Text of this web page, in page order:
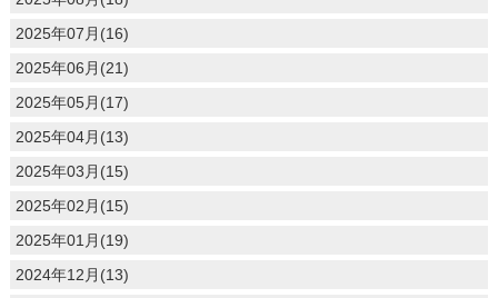
2025年07月(16)
2025年06月(21)
2025年05月(17)
2025年04月(13)
2025年03月(15)
2025年02月(15)
2025年01月(19)
2024年12月(13)